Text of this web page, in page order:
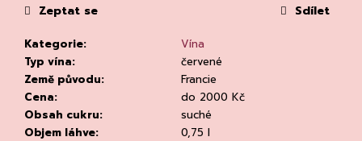
Kategorie:
Vína
Typ vína:
červené
Země původu:
Francie
Cena:
do 2000 Kč
Obsah cukru:
suché
Objem láhve:
0,75 l
Zeptat se Sdílet
e
m
e